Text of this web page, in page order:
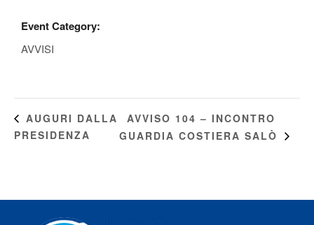
Event Category:
AVVISI
AUGURI DALLA
PRESIDENZA
AVVISO 104 – INCONTRO
GUARDIA COSTIERA SALÒ